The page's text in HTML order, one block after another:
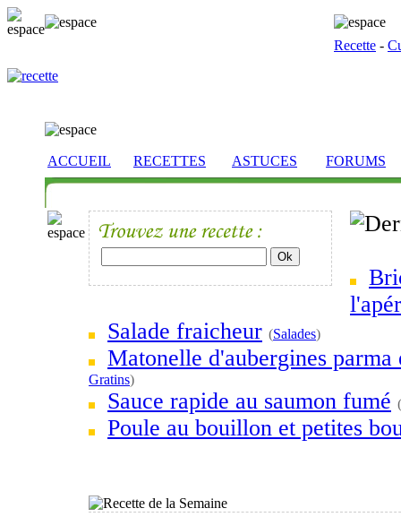
Recette -
ACCUEIL RECETTES ASTUCES FORUMS
Salade fraicheur (Salades)
Matonelle d'aubergines
Gratins)
Sauce rapide au saumon fumé (
Poule au bouillon et petites